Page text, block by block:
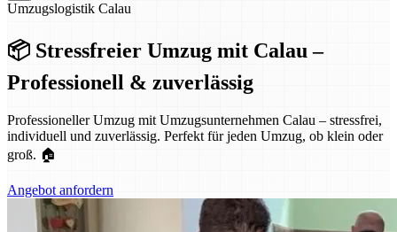
Umzugslogistik Calau
📦 Stressfreier Umzug mit Calau –
Professionell & zuverlässig
Professioneller Umzug mit Umzugsunternehmen Calau – stressfrei,
individuell und zuverlässig. Perfekt für jeden Umzug, ob klein oder
groß. 🏠
Angebot anfordern